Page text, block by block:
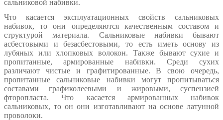
сальниковой набивки.
Что касается эксплуатационных свойств сальниковых
набивок, то они определяются качественным составом и
структурой материала. Сальниковые набивки бывают
асбестовыми и безасбестовыми, то есть иметь основу из
лубяных или хлопковых волокон. Также бывают сухие и
пропитанные, армированные набивки. Среди сухих
различают чистые и графитированные. В свою очередь,
пропитанные сальниковые набивки могут пропитываться
составами графиколеевыми и жировыми, суспензией
фторопласта. Что касается армированных набивок
сальниковых, то он они изготавливают на основе латунной
проволоки.